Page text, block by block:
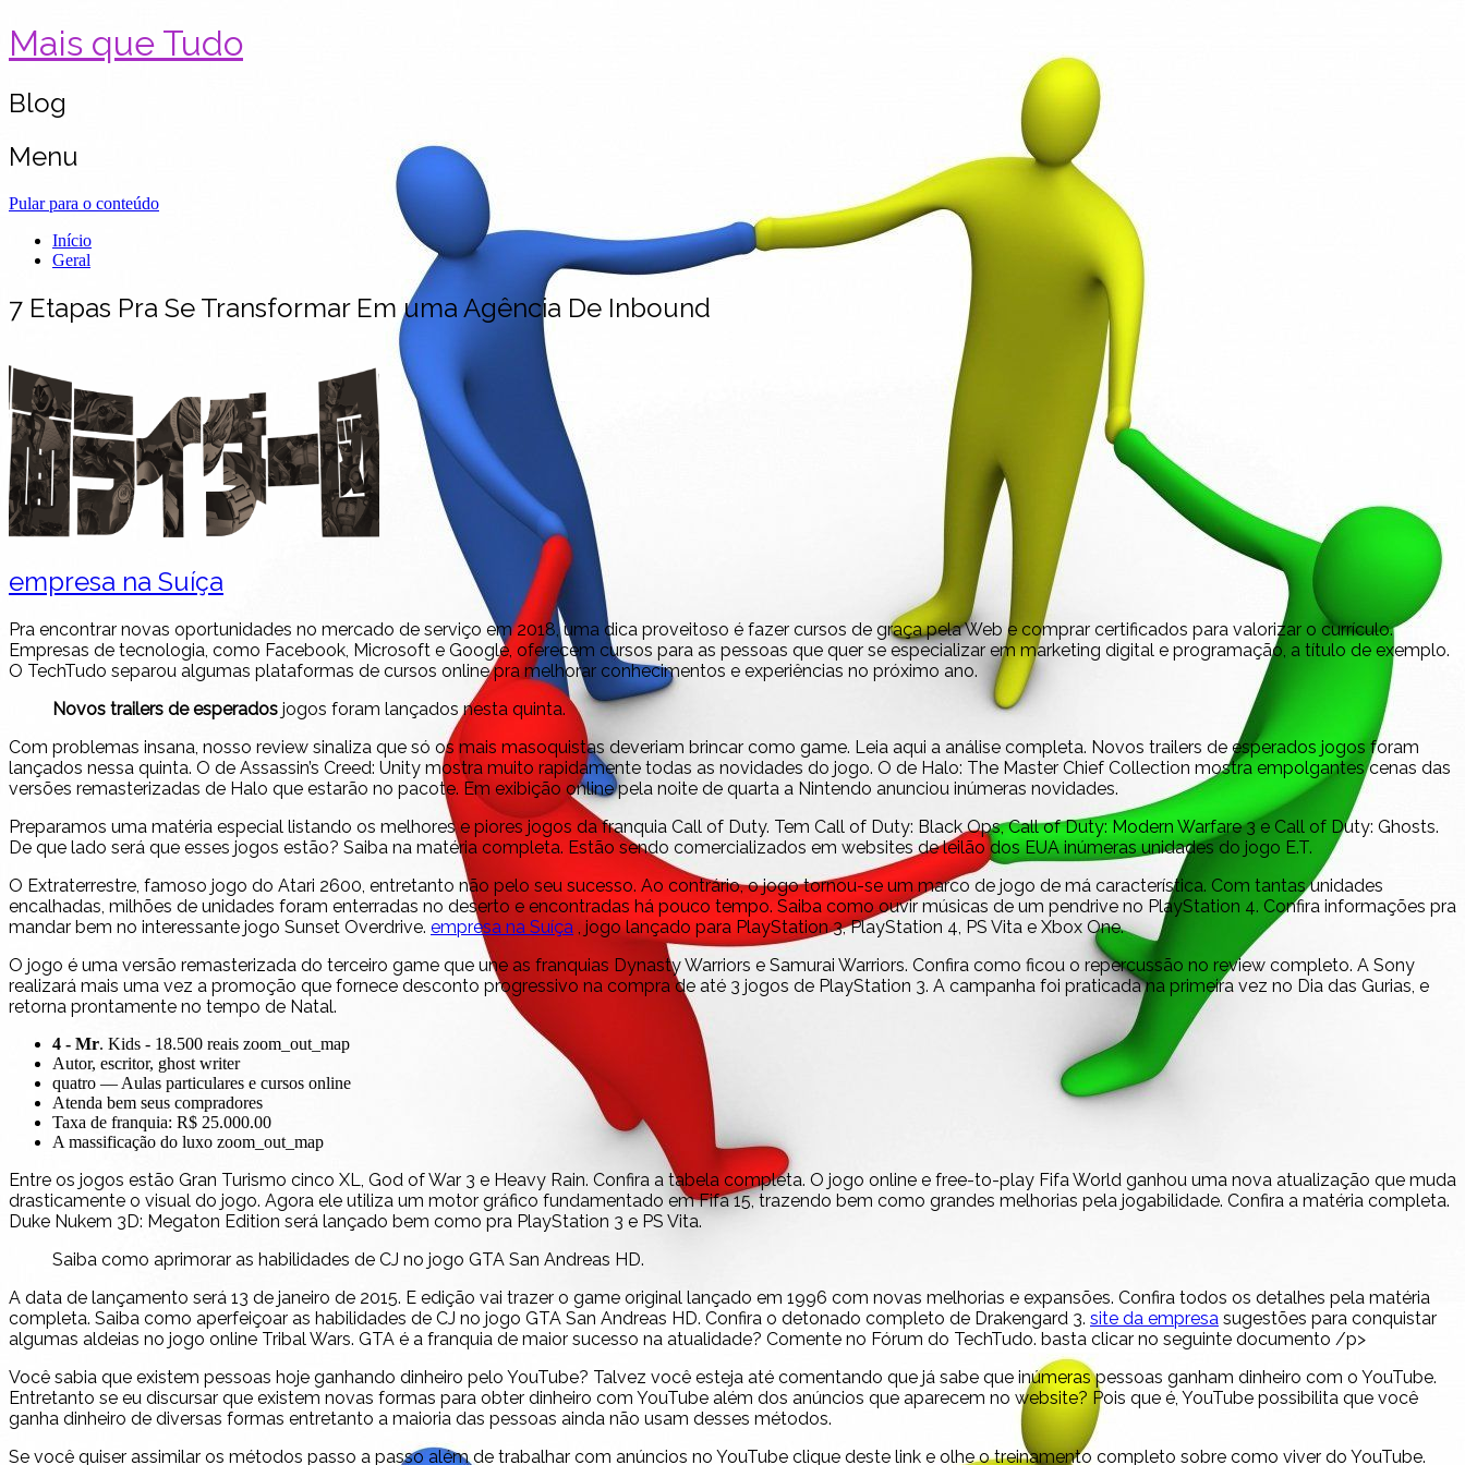
Mais que Tudo
Blog
Menu
Pular para o conteúdo
Início
Geral
7 Etapas Pra Se Transformar Em uma Agência De Inbound
empresa na Suíça
Pra encontrar novas oportunidades no mercado de serviço em 2018, uma dica proveitoso é fazer cursos de graça pela Web e comprar certificados para valorizar o currículo.
Empresas de tecnologia, como Facebook, Microsoft e Google, oferecem cursos para as pessoas que quer se especializar em marketing digital e programação, a título de exemplo.
O TechTudo separou algumas plataformas de cursos online pra melhorar conhecimentos e experiências no próximo ano.
Novos trailers de esperados jogos foram lançados nesta quinta.
Com problemas insana, nosso review sinaliza que só os mais masoquistas deveriam brincar como game. Leia aqui a análise completa. Novos trailers de esperados jogos foram
lançados nessa quinta. O de Assassin’s Creed: Unity mostra muito rapidamente todas as novidades do jogo. O de Halo: The Master Chief Collection mostra empolgantes cenas das
versões remasterizadas de Halo que estarão no pacote. Em exibição online pela noite de quarta a Nintendo anunciou inúmeras novidades.
Preparamos uma matéria especial listando os melhores e piores jogos da franquia Call of Duty. Tem Call of Duty: Black Ops, Call of Duty: Modern Warfare 3 e Call of Duty: Ghosts.
De que lado será que esses jogos estão? Saiba na matéria completa. Estão sendo comercializados em websites de leilão dos EUA inúmeras unidades do jogo E.T.
O Extraterrestre, famoso jogo do Atari 2600, entretanto não pelo seu sucesso. Ao contrário, o jogo tornou-se um marco de jogo de má característica. Com tantas unidades
encalhadas, milhões de unidades foram enterradas no deserto e encontradas há pouco tempo. Saiba como ouvir músicas de um pendrive no PlayStation 4. Confira informações pra
mandar bem no interessante jogo Sunset Overdrive. empresa na Suíça , jogo lançado para PlayStation 3, PlayStation 4, PS Vita e Xbox One.
O jogo é uma versão remasterizada do terceiro game que une as franquias Dynasty Warriors e Samurai Warriors. Confira como ficou o repercussão no review completo. A Sony
realizará mais uma vez a promoção que fornece desconto progressivo na compra de até 3 jogos de PlayStation 3. A campanha foi praticada na primeira vez no Dia das Gurias, e
retorna prontamente no tempo de Natal.
4 - Mr. Kids - 18.500 reais zoom_out_map
Autor, escritor, ghost writer
quatro — Aulas particulares e cursos online
Atenda bem seus compradores
Taxa de franquia: R$ 25.000.00
A massificação do luxo zoom_out_map
Entre os jogos estão Gran Turismo cinco XL, God of War 3 e Heavy Rain. Confira a tabela completa. O jogo online e free-to-play Fifa World ganhou uma nova atualização que muda
drasticamente o visual do jogo. Agora ele utiliza um motor gráfico fundamentado em Fifa 15, trazendo bem como grandes melhorias pela jogabilidade. Confira a matéria completa.
Duke Nukem 3D: Megaton Edition será lançado bem como pra PlayStation 3 e PS Vita.
Saiba como aprimorar as habilidades de CJ no jogo GTA San Andreas HD.
A data de lançamento será 13 de janeiro de 2015. E edição vai trazer o game original lançado em 1996 com novas melhorias e expansões. Confira todos os detalhes pela matéria
completa. Saiba como aperfeiçoar as habilidades de CJ no jogo GTA San Andreas HD. Confira o detonado completo de Drakengard 3. site da empresa sugestões para conquistar
algumas aldeias no jogo online Tribal Wars. GTA é a franquia de maior sucesso na atualidade? Comente no Fórum do TechTudo. basta clicar no seguinte documento /p>
Você sabia que existem pessoas hoje ganhando dinheiro pelo YouTube? Talvez você esteja até comentando que já sabe que inúmeras pessoas ganham dinheiro com o YouTube.
Entretanto se eu discursar que existem novas formas para obter dinheiro com YouTube além dos anúncios que aparecem no website? Pois que é, YouTube possibilita que você
ganha dinheiro de diversas formas entretanto a maioria das pessoas ainda não usam desses métodos.
Se você quiser assimilar os métodos passo a passo além de trabalhar com anúncios no YouTube clique deste link e olhe o treinamento completo sobre como viver do YouTube.